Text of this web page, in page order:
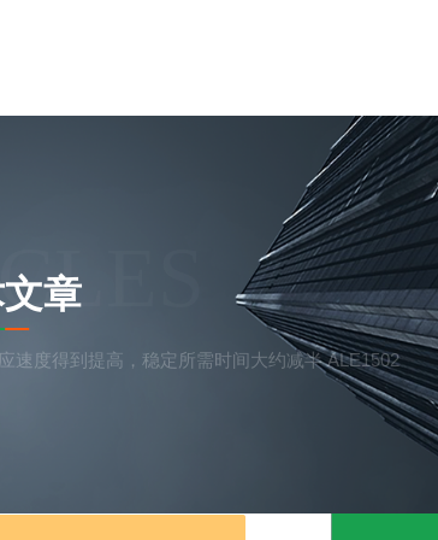
章
速度得到提高，稳定所需时间大约减半 ALE1502